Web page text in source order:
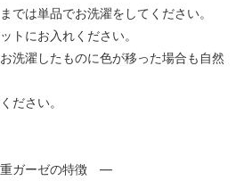
では単品でお洗濯をしてください。
トにお入れください。
洗濯したものに色が移った場合も自然
ださい。
ガーゼの特徴 ―